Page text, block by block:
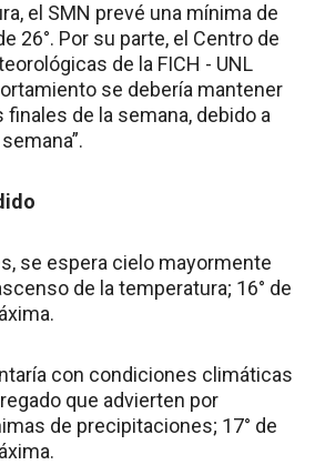
el SMN prevé una mínima de
26°. Por su parte, el Centro de
de la FICH - UNL
se debería mantener
finales de la semana, debido a
se espera cielo mayormente
de la temperatura; 16° de
con condiciones climáticas
que advierten por
de precipitaciones; 17° de